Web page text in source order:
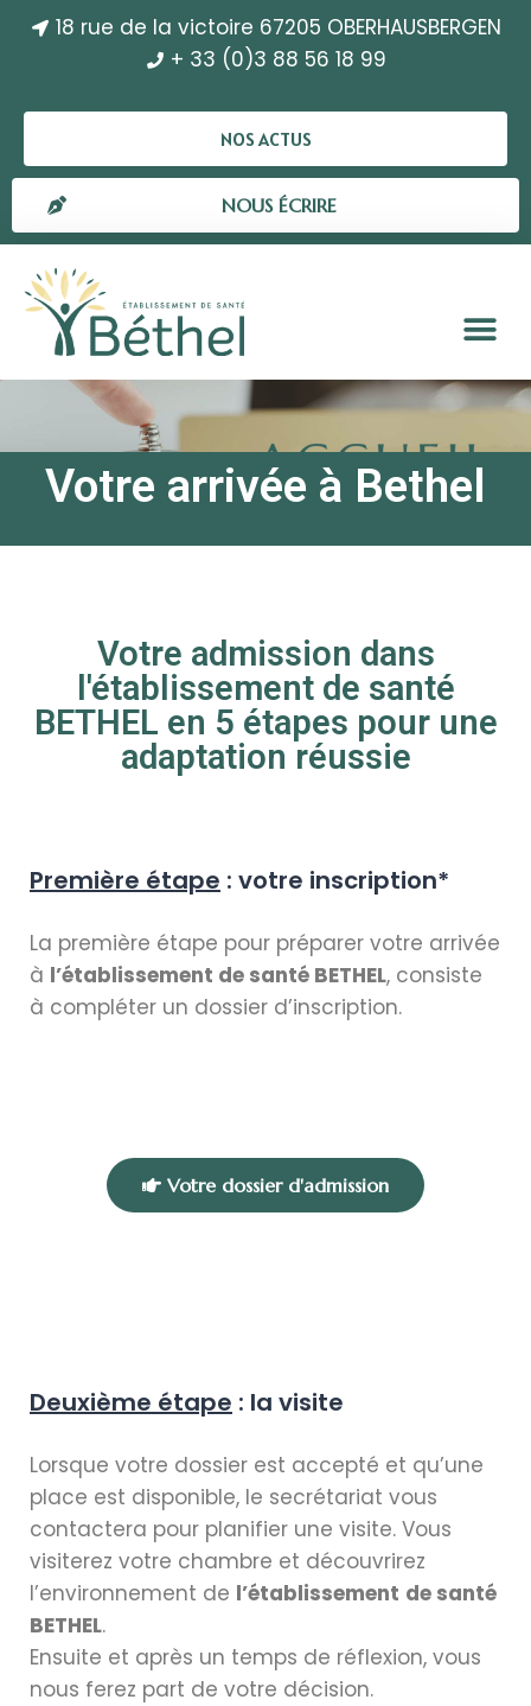
18 rue de la victoire 67205 OBERHAUSBERGEN
+ 33 (0)3 88 56 18 99
NOS ACTUS
NOUS ÉCRIRE
Votre arrivée à Bethel
Votre admission dans
l'établissement de santé
BETHEL en 5 étapes pour une
adaptation réussie
Première étape : votre inscription*
La première étape pour préparer votre arrivée
à l’établissement de santé BETHEL, consiste
à compléter un dossier d’inscription.
Votre dossier d'admission
Deuxième étape : la visite
Lorsque votre dossier est accepté et qu’une
place est disponible, le secrétariat vous
contactera pour planifier une visite. Vous
visiterez votre chambre et découvrirez
l’environnement de l’établissement de santé
BETHEL.
Ensuite et après un temps de réflexion, vous
nous ferez part de votre décision.